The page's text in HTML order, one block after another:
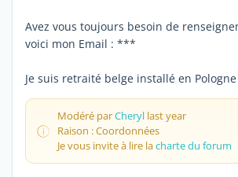
Avez vous toujours besoin de
voici mon Email : ***
Je suis retraité belge installé en Pologne
Modéré parCheryl last year
Raison : Coordonnées
Je vous invite à lire lacharte du forum